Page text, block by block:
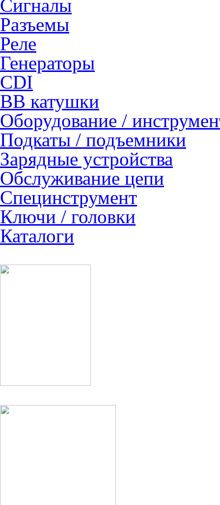
Сигналы
Разъемы
Реле
Генераторы
CDI
ВВ катушки
Оборудование /
Подкаты / подъемники
Зарядные устройства
Обслуживание цепи
Специнструмент
Ключи / головки
Каталоги